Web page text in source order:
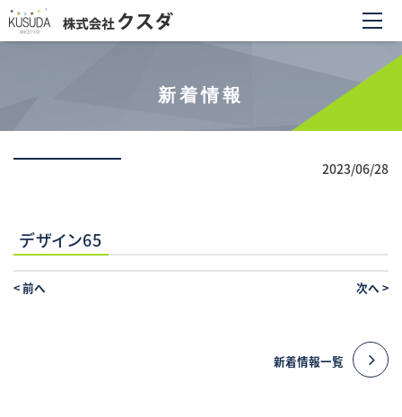
新着情報
2023/06/28
デザイン65
<前へ 次へ >
新着情報一覧